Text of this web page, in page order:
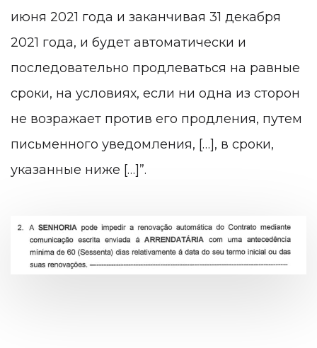
июня 2021 года и заканчивая 31 декабря
2021 года, и будет автоматически и
последовательно продлеваться на равные
сроки, на условиях, если ни одна из сторон
не возражает против его продления, путем
письменного уведомления, […], в сроки,
указанные ниже […]”.